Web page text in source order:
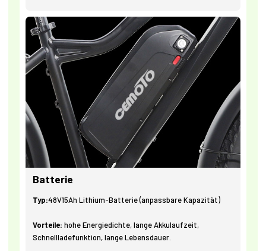
Batterie
Typ:48V15Ah Lithium-Batterie (anpassbare Kapazität)
Vorteile: hohe Energiedichte, lange Akkulaufzeit,
Schnellladefunktion, lange Lebensdauer.